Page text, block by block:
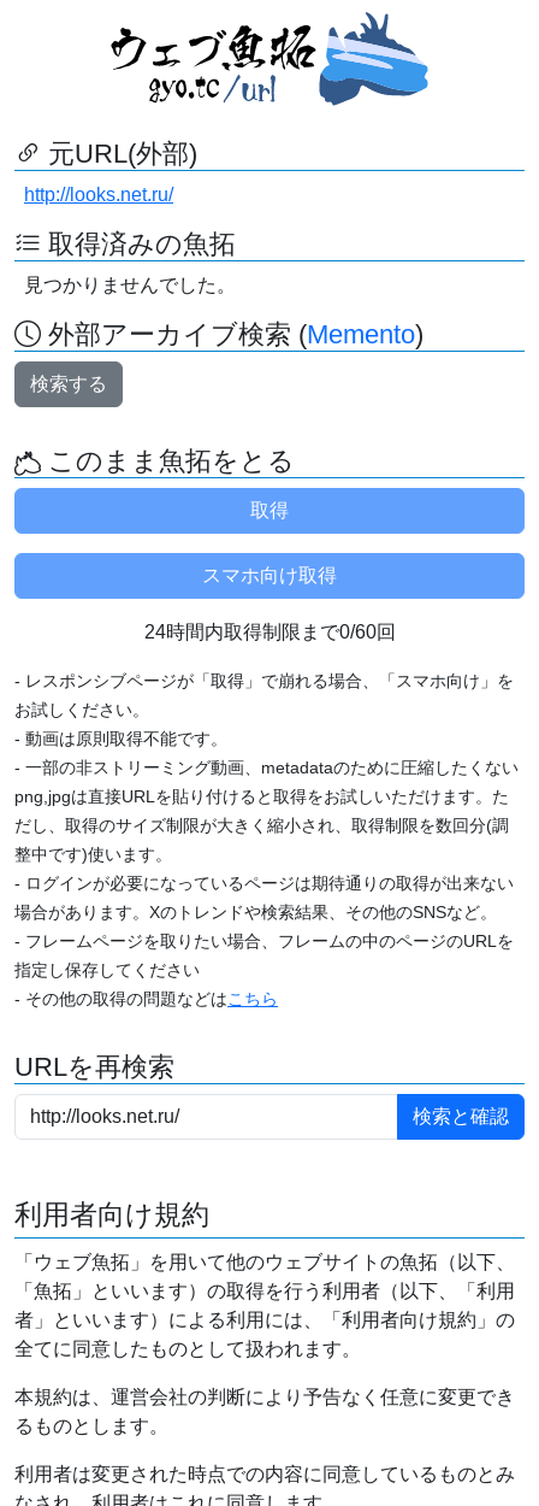
元URL(外部)
http://looks.net.ru/
取得済みの魚拓
見つかりませんでした。
外部アーカイブ検索 (Memento)
検索する
このまま魚拓をとる
24時間内取得制限まで0/60回
- レスポンシブページが「取得」で崩れる場合、「スマホ向け」を
お試しください。
- 動画は原則取得不能です。
- 一部の非ストリーミング動画、metadataのために圧縮したくない
png,jpgは直接URLを貼り付けると取得をお試しいただけます。た
だし、取得のサイズ制限が大きく縮小され、取得制限を数回分(調
整中です)使います。
- ログインが必要になっているページは期待通りの取得が出来ない
場合があります。Xのトレンドや検索結果、その他のSNSなど。
- フレームページを取りたい場合、フレームの中のページのURLを
指定し保存してください
- その他の取得の問題などはこちら
URLを再検索
利用者向け規約
「ウェブ魚拓」を用いて他のウェブサイトの魚拓（以下、
「魚拓」といいます）の取得を行う利用者（以下、「利用
者」といいます）による利用には、「利用者向け規約」の
全てに同意したものとして扱われます。
本規約は、運営会社の判断により予告なく任意に変更でき
るものとします。
利用者は変更された時点での内容に同意しているものとみ